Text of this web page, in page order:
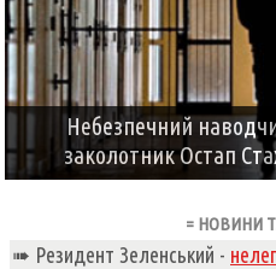
Небезпечний
заколотник Остап
= НОВИНИ
➠ Резидент Зеленський -